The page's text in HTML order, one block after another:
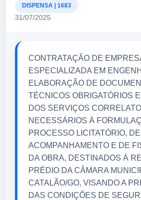
DISPENSA | 1683
31/07/2025
CONTRATAÇÃO DE
ESPECIALIZADA EM
ELABORAÇÃO DE
TÉCNICOS OBRIGATÓRIOS
DOS SERVIÇOS
NECESSÁRIOS À
PROCESSO LICITATÓRIO, DE
ACOMPANHAMENTO E DE
DA OBRA, DESTINADOS À
PRÉDIO DA CÂMARA
CATALÃO/GO, VISANDO A
DAS CONDIÇÕES DE